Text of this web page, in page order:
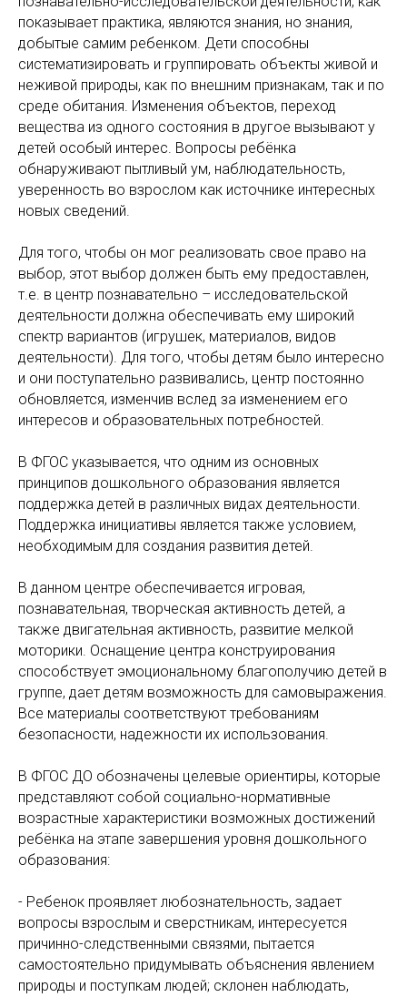
показывает практика, являются знания, но знания,
добытые самим ребенком. Дети способны
систематизировать и группировать объекты живой и
неживой природы, как по внешним признакам, так и по
среде обитания. Изменения объектов, переход
вещества из одного состояния в другое вызывают у
детей особый интерес. Вопросы ребёнка
обнаруживают пытливый ум, наблюдательность,
уверенность во взрослом как источнике интересных
новых сведений.
Для того, чтобы он мог реализовать свое право на
выбор, этот выбор должен быть ему предоставлен,
т.е. в центр познавательно – исследовательской
деятельности должна обеспечивать ему широкий
спектр вариантов (игрушек, материалов, видов
деятельности). Для того, чтобы детям было интересно
и они поступательно развивались, центр постоянно
обновляется, изменчив вслед за изменением его
интересов и образовательных потребностей.
В ФГОС указывается, что одним из основных
принципов дошкольного образования является
поддержка детей в различных видах деятельности.
Поддержка инициативы является также условием,
необходимым для создания развития детей.
В данном центре обеспечивается игровая,
познавательная, творческая активность детей, а
также двигательная активность, развитие мелкой
моторики. Оснащение центра конструирования
способствует эмоциональному благополучию детей в
группе, дает детям возможность для самовыражения.
Все материалы соответствуют требованиям
безопасности, надежности их использования.
В ФГОС ДО обозначены целевые ориентиры, которые
представляют собой социально-нормативные
возрастные характеристики возможных достижений
ребёнка на этапе завершения уровня дошкольного
образования:
- Ребенок проявляет любознательность, задает
вопросы взрослым и сверстникам, интересуется
причинно-следственными связями, пытается
самостоятельно придумывать объяснения явлением
природы и поступкам людей; склонен наблюдать,